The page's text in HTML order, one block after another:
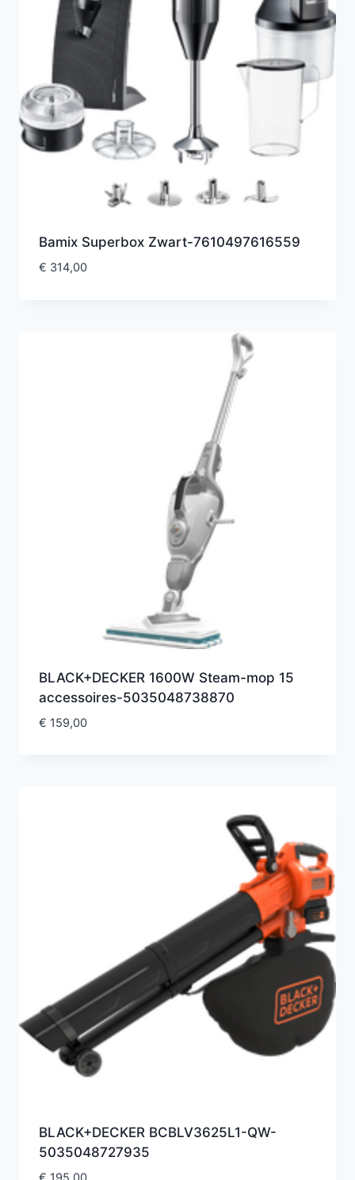
Bamix Superbox Zwart-7610497616559
€ 314,00
BLACK+DECKER 1600W Steam-mop 15
accessoires-5035048738870
€ 159,00
BLACK+DECKER BCBLV3625L1-QW-
5035048727935